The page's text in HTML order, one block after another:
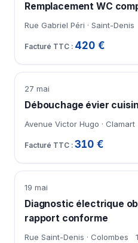
Remplacement WC
Rue Gabriel Péri · Saint-Denis
420 €
27 mai
Débouchage évier
Avenue Victor Hugo · Clamart
310 €
19 mai
Diagnostic électrique
rapport conforme
Rue Saint-Denis · Colombes